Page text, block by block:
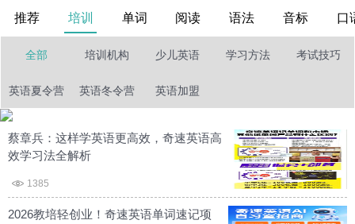
推荐 培训 单词 阅读 语法 音标 口
全部 培训机构 少儿英语 学习方法 考试技巧
英语夏令营 英语冬令营 英语加盟
蔡章兵：这样学英语更高效，奇速英语高
效学习法全解析
1385
2026教培轻创业！奇速英语单词速记项